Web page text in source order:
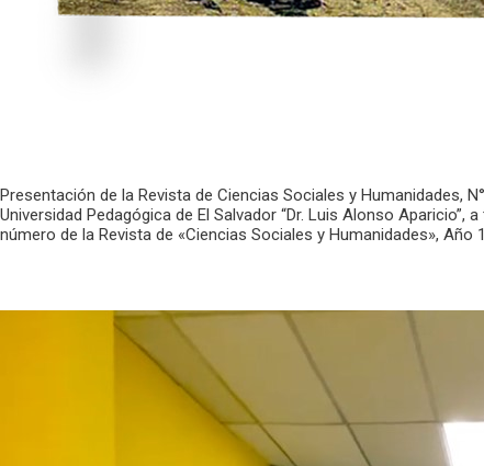
Presentación de la Revista de Ciencias Sociales y Humanidades,
Universidad Pedagógica de El Salvador “Dr. Luis Alonso
número de la Revista de «Ciencias Sociales y Humanidades», Año